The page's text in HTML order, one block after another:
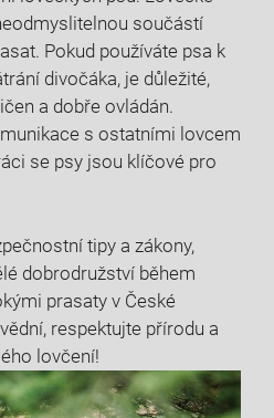
součástí
Pokud používáte psa k
divočáka, je důležité,
a dobře ovládán.
s ostatními lovcem
se psy jsou klíčové pro‌
‌tipy⁣ a⁣ zákony,
dobrodružství během
prasaty v České
respektujte přírodu a
lovčení!